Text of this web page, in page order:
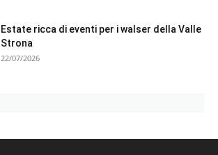
Estate ricca di eventi per i walser della Valle
Strona
22/07/2026